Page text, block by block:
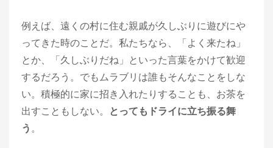
例えば、遠くの村に住む親戚が久しぶりに遊びにや
ってきた時のことだ。私たちなら、「よく来たね」
とか、「久しぶりだね」といった言葉をかけて歓迎
するだろう。でもムラブリは誰もそんなことをしな
い。積極的に家に招き入れたりすることも、お茶を
出すこともしない。 とってもドライに立ち振る舞
う。